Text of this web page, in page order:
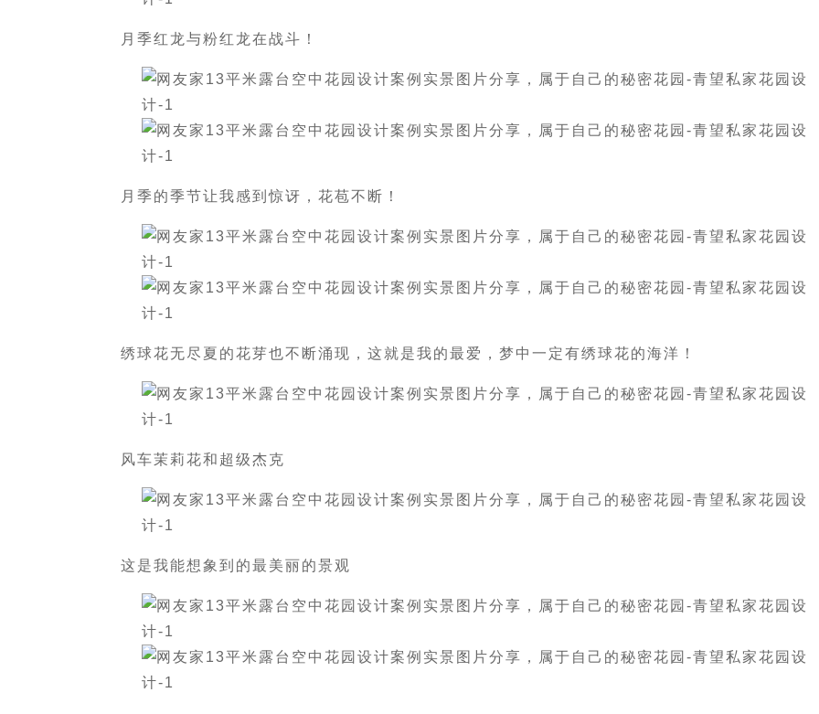
月季红龙与粉红龙在战斗！
月季的季节让我感到惊讶，花苞不断！
绣球花无尽夏的花芽也不断涌现，这就是我的最爱，梦中一定有绣球花的海洋！
风车茉莉花和超级杰克
这是我能想象到的最美丽的景观